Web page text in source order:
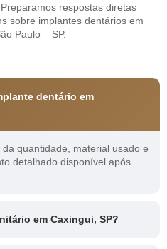
respostas diretas
sobre implantes dentários em
Paulo – SP.
dentário em
quantidade, material usado e
detalhado disponível após
em Caxingui, SP?